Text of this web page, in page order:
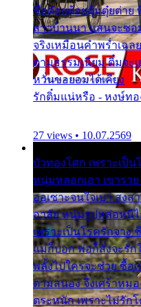
ชื่อต๋อยต้อยตุ้มตุ๋ยต่าย
สาวบ้านนา แสนจะซ
จริงเหมือนคำพร่ำเฉ
ตามธรรมเนียม ติ๋มจะ
หวั่นขอยอมได้เคียง
รักติ๋มแน่หรือ - หงษ์ทอ
27 views • 10.07.2569
บัวทองโศก เพราะเป็
หนุ่มหลอกเอา เขารว
ออเซาะจนใจเบา สงส
อาลัย หนุ่มรูปหล่อหนีไ
เพราะเป็นโรครักจาง
แม่ก็บอก พ่อก็สั่งจะรัก
พลั้งไปใครจะช่วย ซื้อ
ตามสนอง จึงเศร้าหม
ตระหนัก เพราะไม่รัก